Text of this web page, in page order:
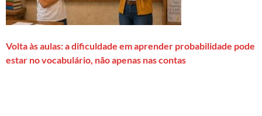
Volta às aulas: a dificuldade em aprender probabilidade pode
estar no vocabulário, não apenas nas contas